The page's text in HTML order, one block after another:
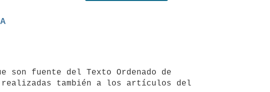
realizadas también a los artículos del